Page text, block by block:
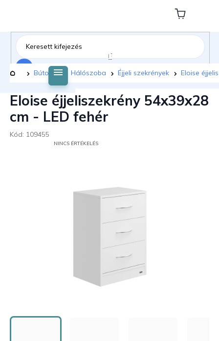
tartalomhoz
Kosár
Kezdőlap
Bútorok Hálószoba Éjjeli szekrények Eloise
Eloise éjjeliszekrény 54x39x28
cm - LED fehér
Kód: 109455
NINCS ÉRTÉKELÉS